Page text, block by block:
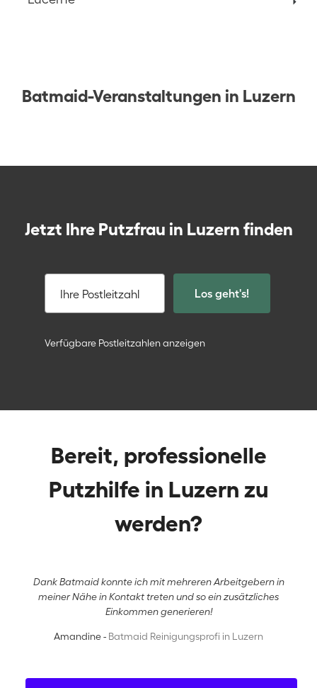
Batmaid-Veranstaltungen in Luzern
Jetzt Ihre Putzfrau in Luzern finden
Ihre Postleitzahl Los geht's!
Verfügbare Postleitzahlen anzeigen
Bereit, professionelle
Putzhilfe in Luzern zu
werden?
Dank Batmaid konnte ich mit mehreren Arbeitgebern in
meiner Nähe in Kontakt treten und so ein zusätzliches
Einkommen generieren!
Amandine - Batmaid Reinigungsprofi in Luzern